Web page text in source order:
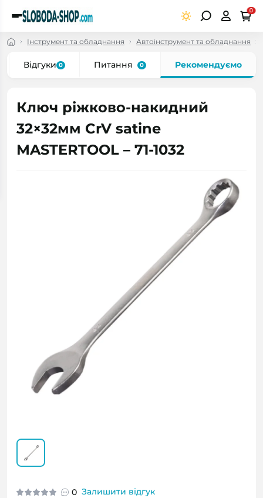
0
Інструмент та обладнання Автоінструмент та обладнання
Відгуки 0 Питання 0 Рекомендуємо
Ключ ріжково-накидний
32×32мм CrV satine
MASTERTOOL – 71-1032
0 Залишити відгук